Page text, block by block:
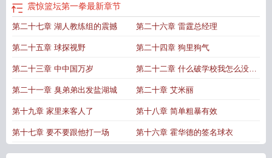
最新章节
免费震惊篮坛第一拳全文免费阅读 篮坛第一人第一拳王篮坛第一恶
震惊篮坛第一拳最新章节
第二十七章 湖人教练组的震撼 第二十六章 雷霆总经理
第二十五章 球探视野 第二十四章 狗里狗气
第二十三章 中中国万岁 第二十二章 什么破学校我怎么没听
过
第二十一章 臭弟弟出发盐湖城 第二十章 艾米丽
第十九章 家里来客人了 第十八章 简单粗暴有效
第十七章 要不要跟他打一场 第十六章 霍华德的签名球衣